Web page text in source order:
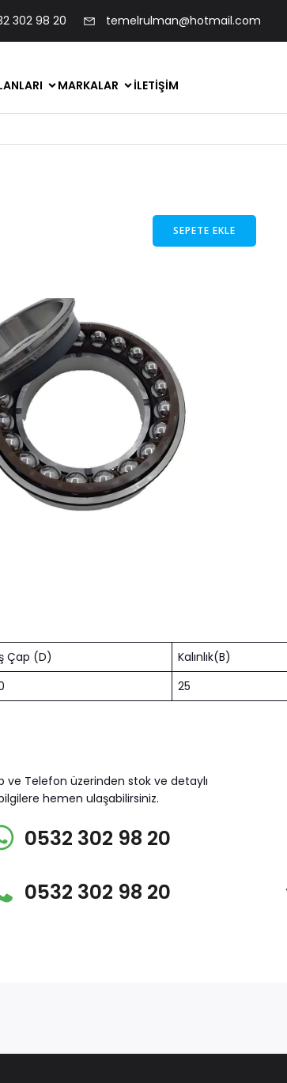
302 98 20 temelrulman@hotmail.com
MARKALAR İLETIŞIM
SEPETE EKLE
Çap (D) Kalınlık(B)
25
ve Telefon üzerinden stok ve detaylı
hemen ulaşabilirsiniz.
0532 302 98 20
0532 302 98 20